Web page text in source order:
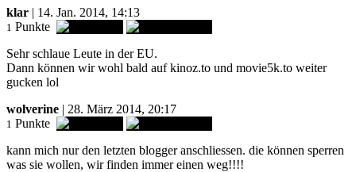
klar | 14. Jan. 2014, 14:13
1 Punkte
Sehr schlaue Leute in der EU.
Dann können wir wohl bald auf kinoz.to und movie5k.to weiter
gucken lol
wolverine | 28. März 2014, 20:17
1 Punkte
kann mich nur den letzten blogger anschliessen. die können sperren
was sie wollen, wir finden immer einen weg!!!!